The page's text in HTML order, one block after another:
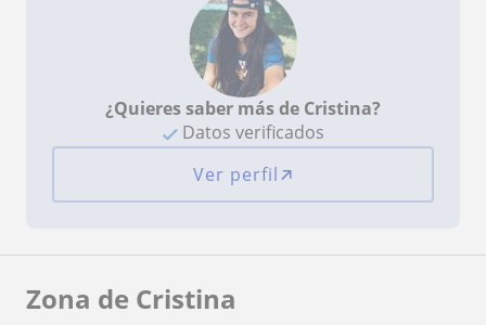
¿Quieres saber más de Cristina?
Datos verificados
Ver perfil
Zona de Cristina